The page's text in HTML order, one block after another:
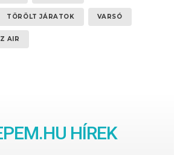
TÖRÖLT JÁRATOK VARSÓ
AIR
HÍREK